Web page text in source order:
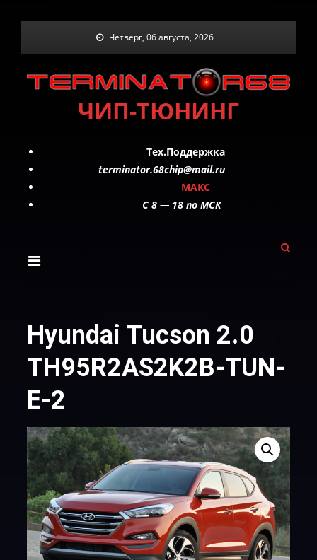
Четверг, 06 августа, 2026
ЧИП-ТЮНИНГ
Тех.Поддержка
terminator.68chip@mail.ru
МАКС
C 8 — 18 по МСК
Hyundai Tucson 2.0
TH95R2AS2K2B-TUN-
E-2